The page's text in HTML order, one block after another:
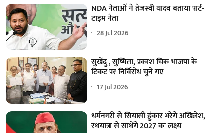
NDA नेताओं ने तेजस्वी यादव बताया पार्ट-
टाइम नेता
28 Jul 2026
सुखेंदु , सुष्मिता, प्रकाश चिक भाजपा के
टिकट पर निर्विरोध चुने गए
17 Jul 2026
धर्मनगरी से सियासी हुंकार भरेंगे अखिलेश,
रथयात्रा से साधेंगे 2027 का लक्ष्य